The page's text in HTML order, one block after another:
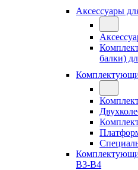
Аксессуары
балки)
В3-В4